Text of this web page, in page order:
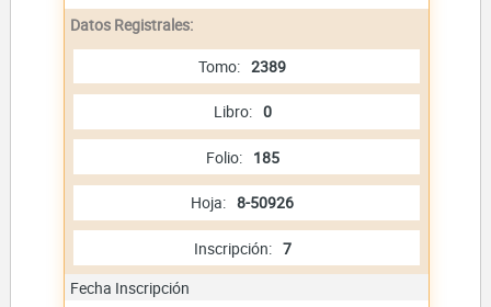
Datos Registrales:
Tomo: 2389
Libro: 0
Folio: 185
Hoja: 8-50926
Inscripción: 7
Fecha Inscripción